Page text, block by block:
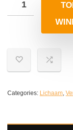
Categories: Lichaam,